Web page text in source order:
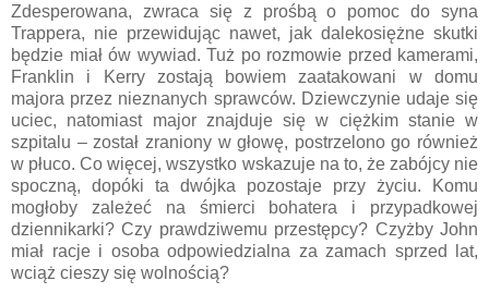
Zdesperowana, zwraca się z prośbą o pomoc do syna
Trappera, nie przewidując nawet, jak dalekosiężne skutki
będzie miał ów wywiad. Tuż po rozmowie przed kamerami,
Franklin i Kerry zostają bowiem zaatakowani w domu
majora przez nieznanych sprawców. Dziewczynie udaje się
uciec, natomiast major znajduje się w ciężkim stanie w
szpitalu – został zraniony w głowę, postrzelono go również
w płuco. Co więcej, wszystko wskazuje na to, że zabójcy nie
spoczną, dopóki ta dwójka pozostaje przy życiu. Komu
mogłoby zależeć na śmierci bohatera i przypadkowej
dziennikarki? Czy prawdziwemu przestępcy? Czyżby John
miał racje i osoba odpowiedzialna za zamach sprzed lat,
wciąż cieszy się wolnością?